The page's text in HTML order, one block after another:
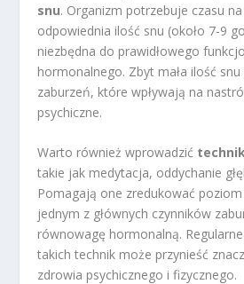
snu. Organizm potrzebuje czasu
odpowiednia ilość snu (około 7-9
niezbędna do prawidłowego
hormonalnego. Zbyt mała ilość
zaburzeń, które wpływają na
psychiczne.
Warto również wprowadzić
takie jak medytacja, oddychanie
Pomagają one zredukować
jednym z głównych czynników
równowagę hormonalną.
takich technik może przynieść
zdrowia psychicznego i fizycznego.